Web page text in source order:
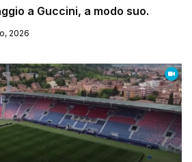
a Guccini, a modo suo.
2026